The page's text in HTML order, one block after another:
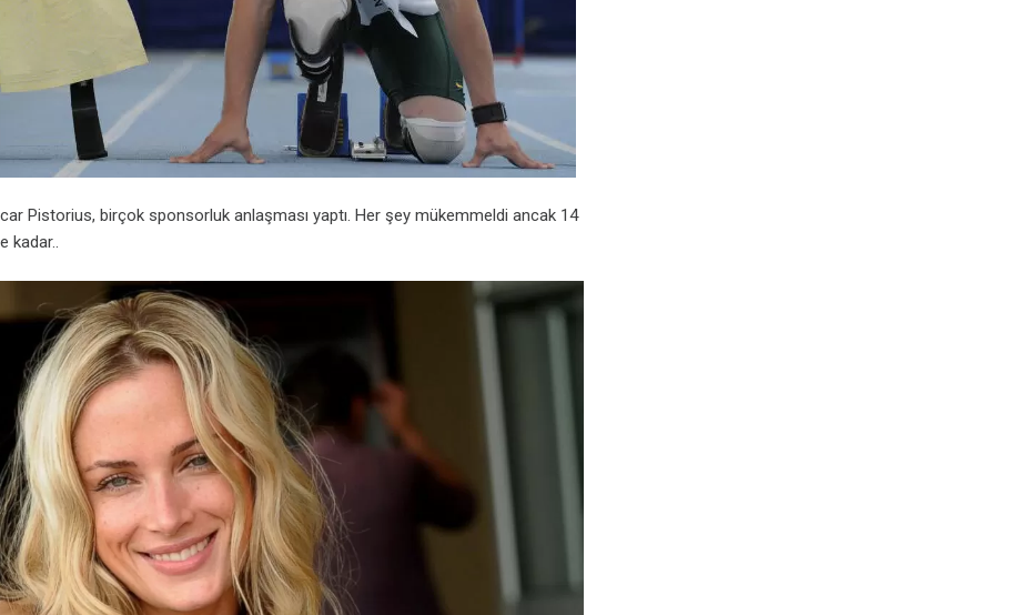
Pistorius, birçok sponsorluk anlaşması yaptı. Her şey mükemmeldi ancak 14
kadar..